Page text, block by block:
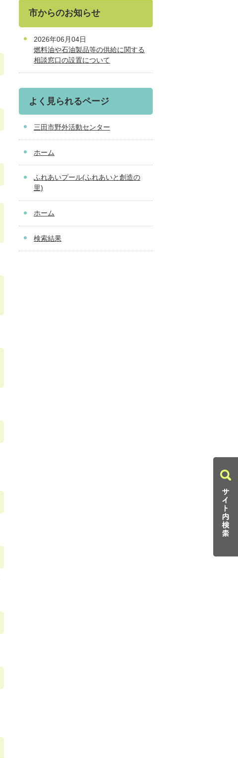
市からのお知らせ
2026年06月04日
燃料油や石油製品等の供給に関する
相談窓口の設置について
よく見られるページ
三田市野外活動センター
ホーム
ふれあいプール(ふれあいと創造の
里)
ホーム
検索結果